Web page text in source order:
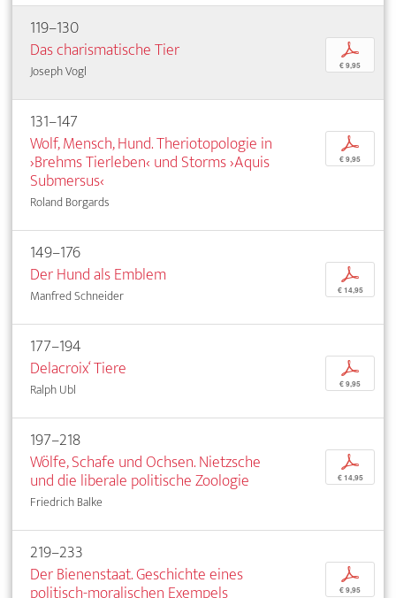
119–130
Das charismatische Tier
Joseph Vogl
p
€ 9,95
131–147
Wolf, Mensch, Hund. Theriotopologie in
›Brehms Tierleben‹ und Storms ›Aquis
Submersus‹
Roland Borgards
p
€ 9,95
149–176
Der Hund als Emblem
Manfred Schneider
p
€ 14,95
177–194
Delacroix‘ Tiere
Ralph Ubl
p
€ 9,95
197–218
Wölfe, Schafe und Ochsen. Nietzsche
und die liberale politische Zoologie
Friedrich Balke
p
€ 14,95
219–233
Der Bienenstaat. Geschichte eines
p
€ 9,95